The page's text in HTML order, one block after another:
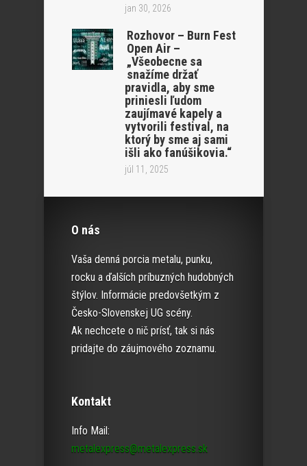
jan 30, 2026
Rozhovor – Burn Fest
Open Air –
„Všeobecne sa
snažíme držať
pravidla, aby sme
priniesli ľudom
zaujímavé kapely a
vytvorili festival, na
ktorý by sme aj sami
išli ako fanúšikovia.“
júl 11, 2025
O nás
Vaša denná porcia metalu, punku,
rocku a ďalších príbuzných hudobných
štýlov. Informácie predovšetkým z
Česko-Slovenskej UG scény.
Ak nechcete o nič prísť, tak si nás
pridajte do záujmového zoznamu.
Kontakt
Info Mail:
metalexpress@metalexpress.sk